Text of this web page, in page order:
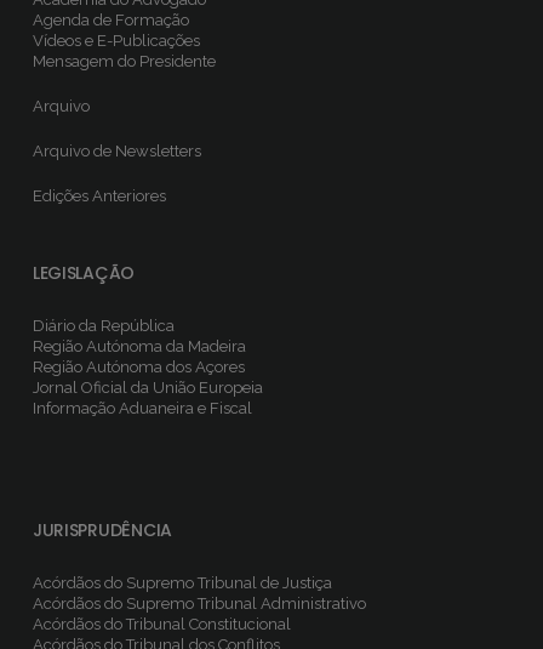
Agenda de Formação
Vídeos e E-Publicações
Mensagem do Presidente
Arquivo
Arquivo de Newsletters
Edições Anteriores
LEGISLAÇÃO
Diário da República
Região Autónoma da Madeira
Região Autónoma dos Açores
Jornal Oficial da União Europeia
Informação Aduaneira e Fiscal
JURISPRUDÊNCIA
Acórdãos do Supremo Tribunal de Justiça
Acórdãos do Supremo Tribunal Administrativo
Acórdãos do Tribunal Constitucional
Acórdãos do Tribunal dos Conflitos